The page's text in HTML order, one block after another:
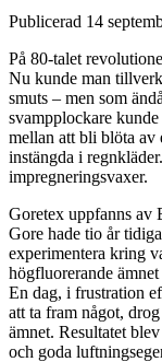
Publicerad 14
På 80-talet
Nu kunde man
smuts – men som
svampplockare
mellan att bli blöta av
instängda i
impregneringsvaxer.
Goretex uppfanns av
Gore hade tio år
experimentera kring
högfluorerande
En dag, i frustration
att ta fram något,
ämnet. Resultatet
och goda